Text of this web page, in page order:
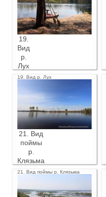
19.
Вид
р.
Лух
19. Вид р. Лух
21. Вид
поймы
р.
Клязьма
21. Вид поймы р. Клязьма